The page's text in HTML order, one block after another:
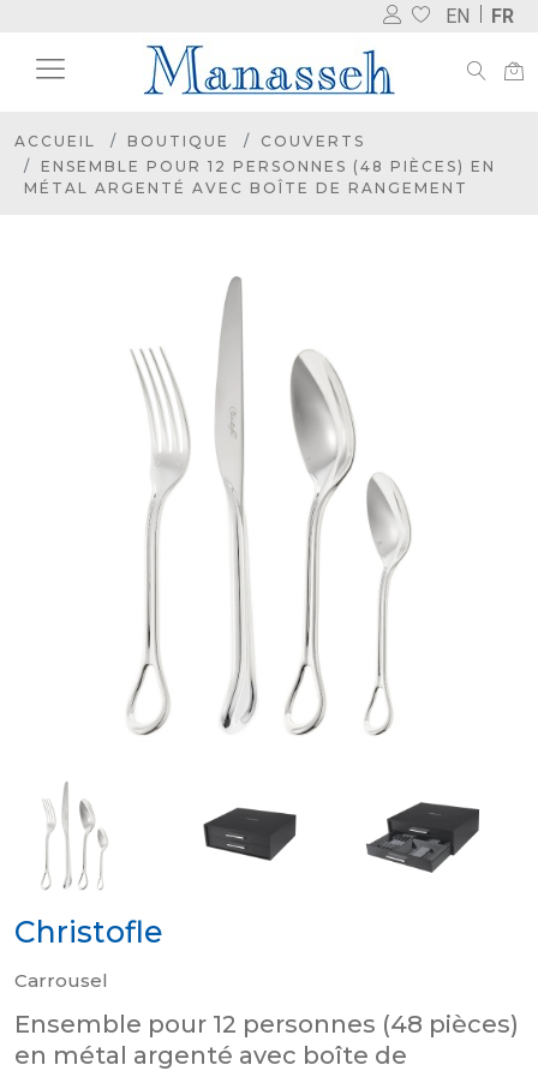
EN FR
ACCUEIL BOUTIQUE
COUVERTS
ENSEMBLE POUR 12 PERSONNES (48 PIÈCES) EN
MÉTAL ARGENTÉ AVEC BOÎTE DE RANGEMENT
Christofle
Carrousel
Ensemble pour 12 personnes (48 pièces)
en métal argenté avec boîte de